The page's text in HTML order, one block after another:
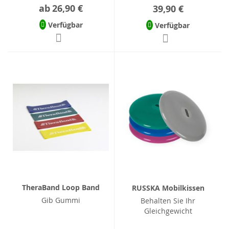
ab26,90 €
Verfügbar
39,90 €
Verfügbar
TheraBand Loop Band
Gib Gummi
RUSSKA Mobilkissen
Behalten Sie Ihr
Gleichgewicht